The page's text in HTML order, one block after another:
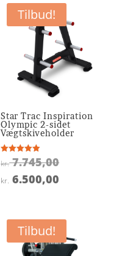
kr.
kr.
Tilbud!
Star Trac Inspiration
Olympic 2-sidet
Vægtskiveholder
Vurderet
4.9
kr.7.745,00Den
kr. 7.745,00.
kr. 6.500,00
kr. 6.500,00.
Tilbud!